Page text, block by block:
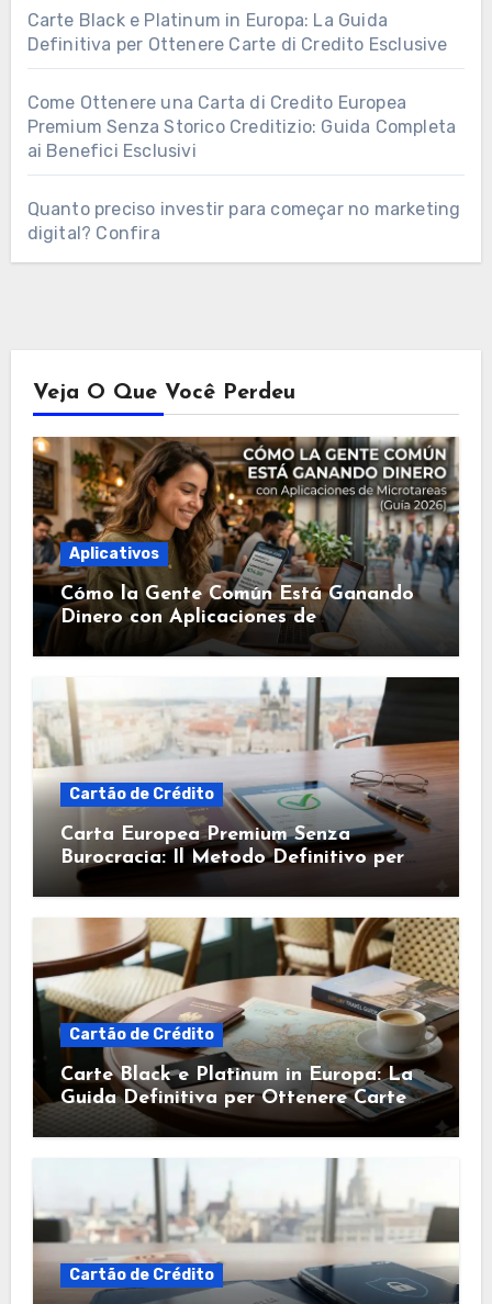
Carte Black e Platinum in Europa: La Guida
Definitiva per Ottenere Carte di Credito Esclusive
Come Ottenere una Carta di Credito Europea
Premium Senza Storico Creditizio: Guida Completa
ai Benefici Esclusivi
Quanto preciso investir para começar no marketing
digital? Confira
Veja O Que Você Perdeu
Aplicativos
Cómo la Gente Común Está Ganando
Dinero con Aplicaciones de
Microtareas (Guía 2026)
Cartão de Crédito
Carta Europea Premium Senza
Burocracia: Il Metodo Definitivo per
l’Approvazione Rapida
Cartão de Crédito
Carte Black e Platinum in Europa: La
Guida Definitiva per Ottenere Carte di
Credito Esclusive
Cartão de Crédito